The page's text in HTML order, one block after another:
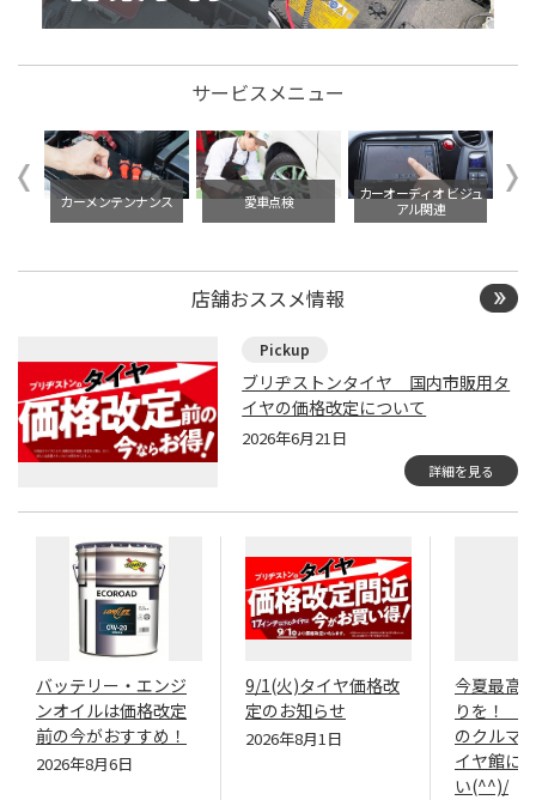
サービスメニュー
交 カーメンテンナンス 愛車点検
カーオーディオ ビジュ
アル関連
店舗おススメ情報
ブリヂストンタイヤ 国内市販用タ
イヤの価格改定について
2026年6月21日
詳細を見る
バッテリー・エンジ
ンオイルは価格改定
前の今がおすすめ！
2026年8月6日
9/1(火)タイヤ価格改
定のお知らせ
2026年8月1日
今夏最高
りを！ ･
のクルマ
イヤ館に
い(^^)/